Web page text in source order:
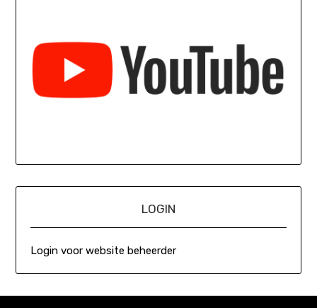
LOGIN
Login voor website beheerder